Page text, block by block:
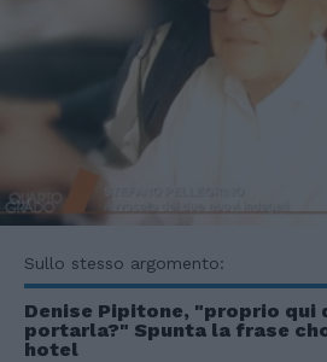
Sullo stesso argomento:
Denise Pipitone, "proprio qui
portarla?" Spunta la frase
hotel